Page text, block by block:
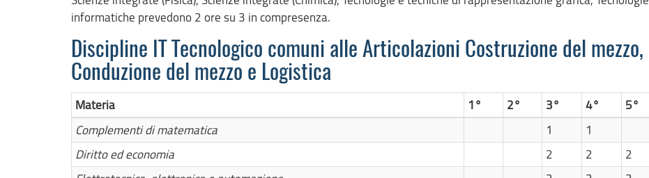
informatiche prevedono 2 ore su 3 in compresenza.
Discipline IT Tecnologico comuni alle Articolazioni Costruzione del mezzo,
Conduzione del mezzo e Logistica
Materia 1° 2° 3° 4°
5°
Complementi di matematica
1
1
Diritto ed economia
2 2
2